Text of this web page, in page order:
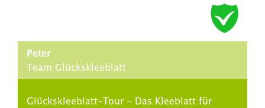
Peter
Team Glückskleeblatt
Glückskleeblatt-Tour – Das Kleeblatt für